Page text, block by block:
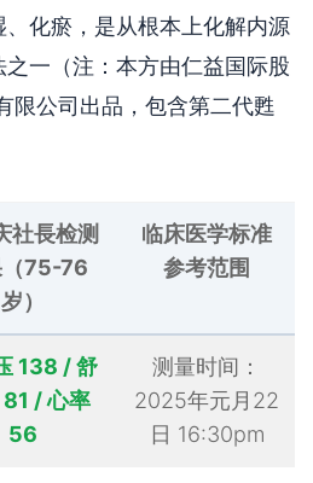
化瘀，是从根本上化解内源
一（注：本方由仁益国际股
限公司出品，包含第二代甦
社長检测
75-76
岁）
临床医学标准
参考范围
138 / 舒
/ 心率
56
测量时间：
2025年元月22
日 16:30pm